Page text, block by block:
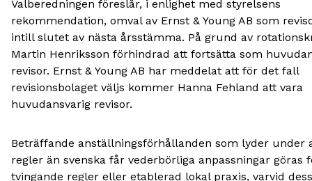
Valberedningen föreslår, i enlighet med styrelsens
rekommendation, omval av Ernst & Young AB som
intill slutet av nästa årsstämma. På grund av
Martin Henriksson förhindrad att fortsätta som
revisor. Ernst & Young AB har meddelat att för det fall
revisionsbolaget väljs kommer Hanna Fehland att vara
huvudansvarig revisor.
Beträffande anställningsförhållanden som lyder under
regler än svenska får vederbörliga anpassningar göras
tvingande regler eller etablerad lokal praxis, varvid